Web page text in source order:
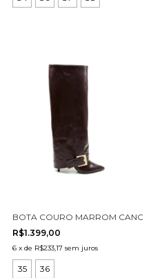
BOTA COURO MARROM CANO
R$1.399,00
6 x de R$233,17 sem juros
35 36